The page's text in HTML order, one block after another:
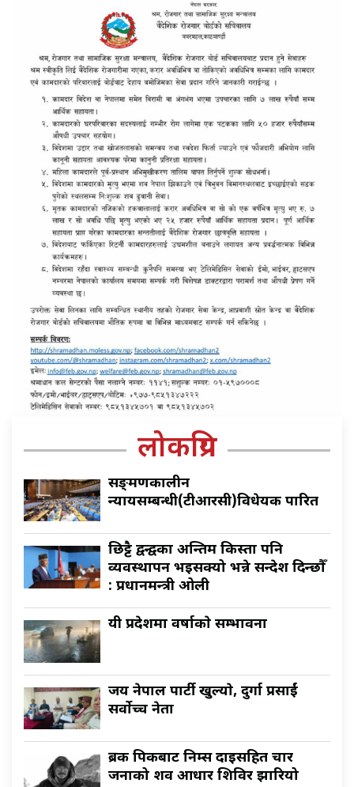
लोकप्रिय
सङ्क्रमणकालीन
न्यायसम्बन्धी(टीआरसी)विधेयक पारित
छिट्टै द्वन्द्वका अन्तिम किस्ता पनि
व्यवस्थापन भइसक्यो भन्ने सन्देश दिन्छौँ
: प्रधानमन्त्री ओली
यी प्रदेशमा वर्षाकाे सम्भावना
जय नेपाल पार्टी खुल्याे, दुर्गा प्रसाईं
सर्वाेच्च नेता
ब्रक पिकबाट निम्स दाइसहित चार
जनाको शव आधार शिविर झारियो